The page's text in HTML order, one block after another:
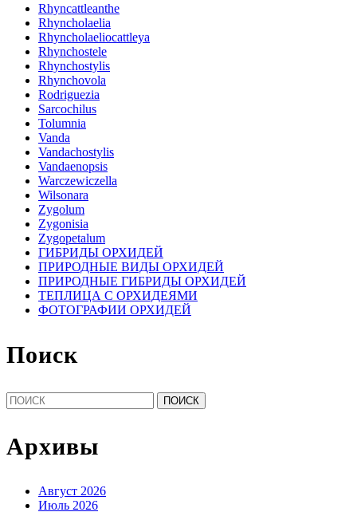
Rhyncattleanthe
Rhyncholaelia
Rhyncholaeliocattleya
Rhynchostele
Rhynchostylis
Rhynchovola
Rodriguezia
Sarcochilus
Tolumnia
Vanda
Vandachostylis
Vandaenopsis
Warczewiczella
Wilsonara
Zygolum
Zygonisia
Zygopetalum
ГИБРИДЫ ОРХИДЕЙ
ПРИРОДНЫЕ ВИДЫ ОРХИДЕЙ
ПРИРОДНЫЕ ГИБРИДЫ ОРХИДЕЙ
ТЕПЛИЦА С ОРХИДЕЯМИ
ФОТОГРАФИИ ОРХИДЕЙ
Поиск
Найти:
Архивы
Август 2026
Июль 2026